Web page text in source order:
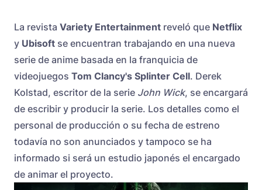
La revista Variety Entertainment reveló que Netflix
y Ubisoft se encuentran trabajando en una nueva
serie de anime basada en la franquicia de
videojuegos Tom Clancy's Splinter Cell. Derek
Kolstad, escritor de la serie John Wick, se encargará
de escribir y producir la serie. Los detalles como el
personal de producción o su fecha de estreno
todavía no son anunciados y tampoco se ha
informado si será un estudio japonés el encargado
de animar el proyecto.